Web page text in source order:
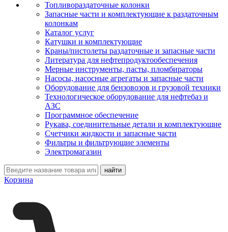
Топливораздаточные колонки
Запасные части и комплектующие к раздаточным
колонкам
Каталог услуг
Катушки и комплектующие
Краны/пистолеты раздаточные и запасные части
Литература для нефтепродуктообеспечения
Мерные инструменты, пасты, пломбираторы
Насосы, насосные агрегаты и запасные части
Оборудование для бензовозов и грузовой техники
Технологическое оборудование для нефтебаз и
АЗС
Программное обеспечение
Рукава, соединительные детали и комплектующие
Счетчики жидкости и запасные части
Фильтры и фильтрующие элементы
Электромагазин
Корзина